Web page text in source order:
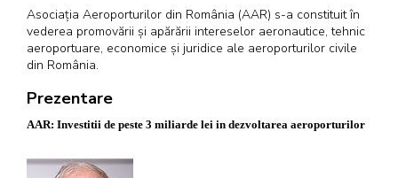
Asociația Aeroporturilor din România (AAR) s-a constituit în
vederea promovării și apărării intereselor aeronautice, tehnic
aeroportuare, economice și juridice ale aeroporturilor civile
din România.
Prezentare
AAR: Investitii de peste 3 miliarde lei in dezvoltarea aeroporturilor